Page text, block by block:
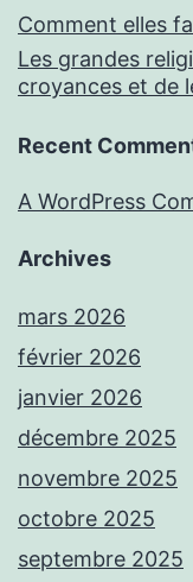
Comment elles
Les grandes
croyances et de
Recent
A WordPress
Archives
mars 2026
février 2026
janvier 2026
décembre 2025
novembre 2025
octobre 2025
septembre 2025